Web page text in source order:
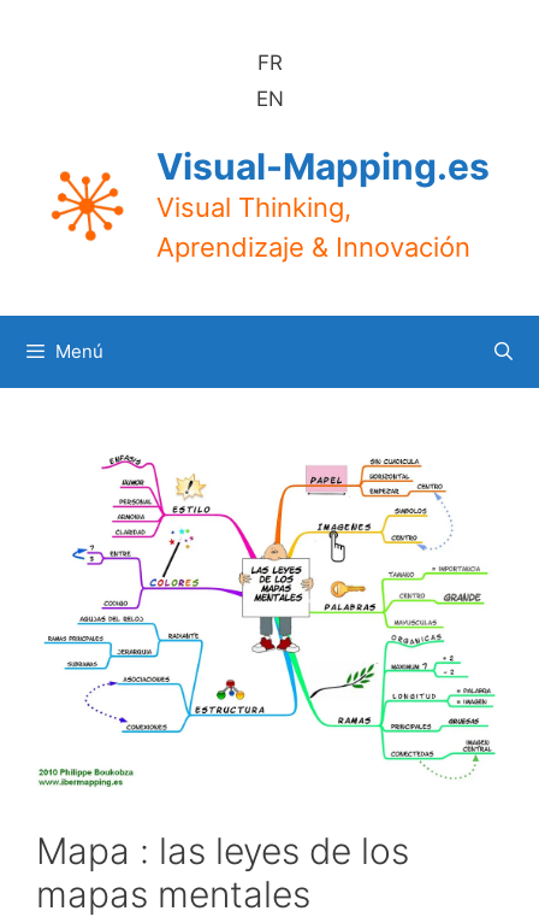
FR
EN
Visual-Mapping.es
Visual Thinking,
Aprendizaje & Innovación
Menú
Mapa : las leyes de los
mapas mentales